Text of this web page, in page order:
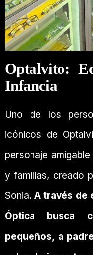
Optalvito:
Infancia
Uno de los
icónicos de
personaje
y familias, creado
Sonia. A través de
Óptica busca
pequeños, a